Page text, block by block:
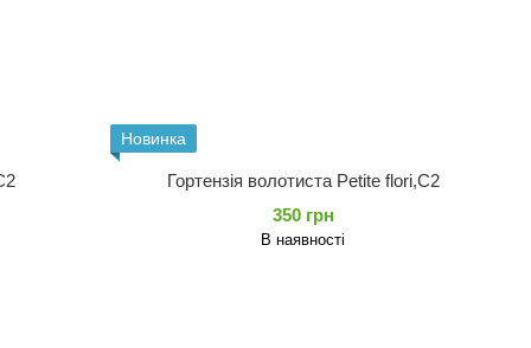
Новинка
Гортензія волотиста Petite flori,C2
350 грн
В наявності